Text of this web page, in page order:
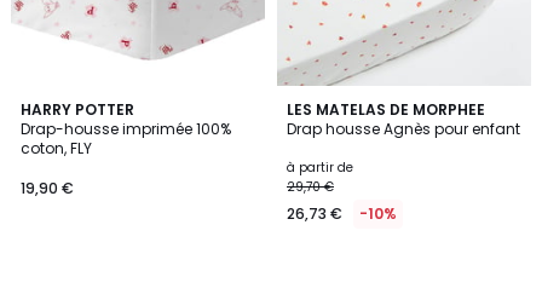
HARRY POTTER
Drap-housse imprimée 100%
coton, FLY
19,90 €
LES MATELAS DE MORPHEE
Drap housse Agnès pour enfant
à partir de
29,70 €
26,73 € -10%